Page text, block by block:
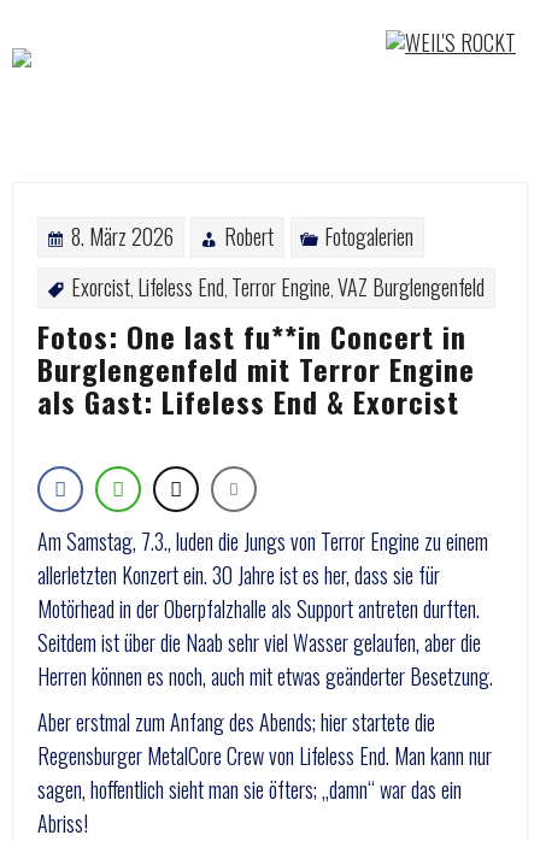
content
8. März 2026 Robert
Fotogalerien
Exorcist, Lifeless End, Terror Engine,VAZ Burglengenfeld
Fotos: One last fu**in Concert in
Burglengenfeld mit Terror Engine
als Gast: Lifeless End & Exorcist
Am Samstag, 7.3., luden die Jungs von Terror Engine zu einem
allerletzten Konzert ein. 30 Jahre ist es her, dass sie für
Motörhead in der Oberpfalzhalle als Support antreten durften.
Seitdem ist über die Naab sehr viel Wasser gelaufen, aber die
Herren können es noch, auch mit etwas geänderter Besetzung.
Aber erstmal zum Anfang des Abends; hier startete die
Regensburger MetalCore Crew von Lifeless End. Man kann nur
sagen, hoffentlich sieht man sie öfters; „damn“ war das ein
Abriss!